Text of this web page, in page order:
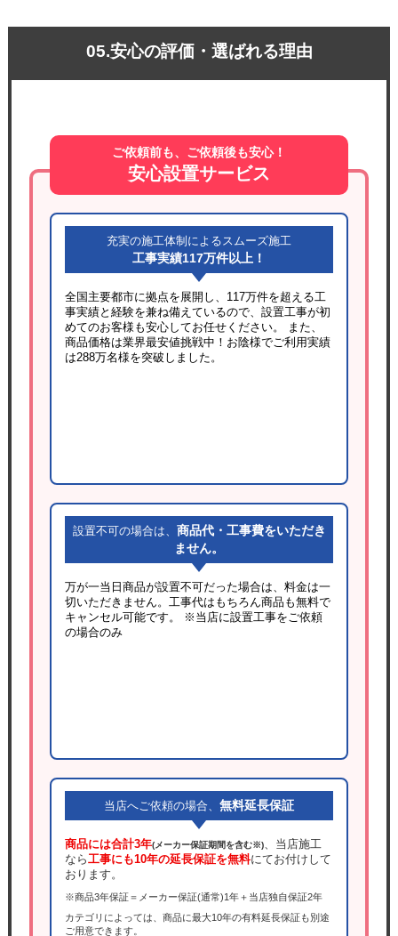
05.安心の評価・選ばれる理由
ご依頼前も、ご依頼後も安心！
安心設置サービス
充実の施工体制によるスムーズ施工
工事実績117万件以上！
全国主要都市に拠点を展開し、117万件を超える工
事実績と経験を兼ね備えているので、設置工事が初
めてのお客様も安心してお任せください。 また、
商品価格は業界最安値挑戦中！お陰様でご利用実績
は288万名様を突破しました。
設置不可の場合は、 商品代・工事費をいただき
ません。
万が一当日商品が設置不可だった場合は、料金は一
切いただきません。工事代はもちろん商品も無料で
キャンセル可能です。
※当店に設置工事をご依頼
の場合のみ
当店へご依頼の場合、 無料延長保証
商品には合計3年(メーカー保証期間を含む※)、当店施工
なら工事にも10年の延長保証を無料にてお付けして
おります。
※商品3年保証＝メーカー保証(通常)1年＋当店独自保証2年
カテゴリによっては、商品に最大10年の有料延長保証も別途
ご用意できます。